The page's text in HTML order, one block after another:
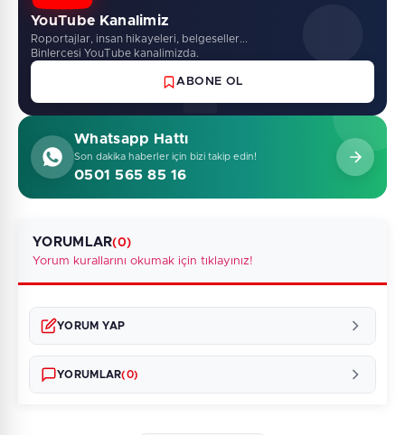
YouTube Kanalimiz
Roportajlar, insan hikayeleri, belgeseller...
Binlercesi YouTube kanalimizda.
ABONE OL
Whatsapp Hattı
Son dakika haberler için bizi takip edin!
0501 565 85 16
YORUMLAR(0)
Yorum kurallarını okumak için tıklayınız!
YORUM YAP
YORUMLAR(0)